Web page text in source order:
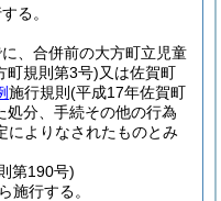
る。
、合併前の大方町立児童
町規則第3号)又は佐賀町
施行規則 (平成17年佐賀町
処分、手続その他の行為
によりなされたものとみ
第190号)
施行する。